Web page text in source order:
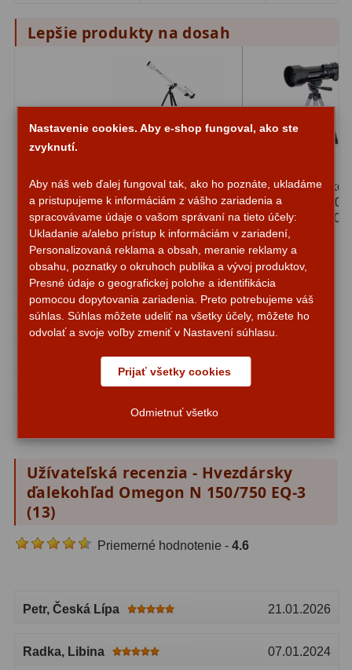
Lepšie produkty na dosah
Priemer
Ohnisko
Montáž
Hvezdársky ďalekohľad
Bresser Classic 60/900
AZ-1
110,00 € Na sklade
60mm
900mm
Azimutálna
1,25″
1,92″
10,7 mag
Cestovný
Celestron AC 70/
Travel Scope 70
136,00 €
70mm
400mm
Azimutálna
1,25″
1,64″
Užívateľská recenzia - Hvezdársky
ďalekohľad Omegon N 150/750 EQ-3
(13)
Priemerné hodnotenie - 4.6
Petr, Česká Lípa 21.01.2026
Radka, Libina 07.01.2024
Nastavenie cookies. Aby e-shop fungoval, ako ste
zvyknutí.
Aby náš web ďalej fungoval tak, ako ho poznáte, ukladáme
a pristupujeme k informáciám z vášho zariadenia a
spracovávame údaje o vašom správaní na tieto účely:
Ukladanie a/alebo prístup k informáciám v zariadení,
Personalizovaná reklama a obsah, meranie reklamy a
obsahu, poznatky o okruhoch publika a vývoj produktov,
Presné údaje o geografickej polohe a identifikácia
pomocou dopytovania zariadenia. Preto potrebujeme váš
súhlas. Súhlas môžete udeliť na všetky účely, môžete ho
odvolať a svoje voľby zmeniť v Nastavení súhlasu.
Prijať všetky cookies
Odmietnuť všetko